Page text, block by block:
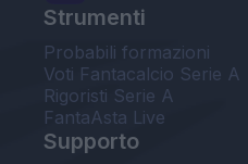
Strumenti
Probabili formazioni
Voti Fantacalcio Serie A
Rigoristi Serie A
FantaAsta Live
Supporto